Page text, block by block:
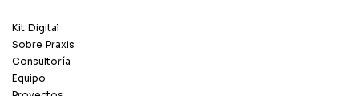
Kit Digital
Sobre Praxis
Consultoría
Equipo